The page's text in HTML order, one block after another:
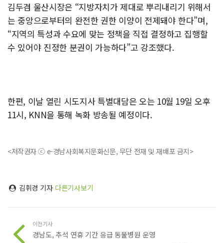
김두겸 울산시장은 “지방자치가 제대로 뿌리내리기 위해서
는 중앙으로부터의 완전한 권한 이양이 전제돼야 한다”며,
“지역의 특성과 수요에 맞는 정책을 직접 결정하고 집행할
수 있어야 진정한 분권이 가능하다”고 강조했다.
한편, 이날 열린 시도지사 특별대담은 오는 10월 19일 오후
11시, KNN을 통해 녹화 방송될 예정이다.
<저작권자 ⓒ e-경남사회복지문화신문, 무단 전재 및 재배포 금지>
김휘경 기자 다른기사보기
이전기사
경남도, 추석 연휴 기간 응급 동물병원 운영